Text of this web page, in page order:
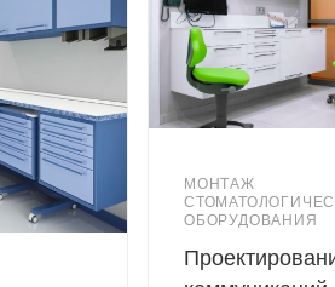
не входит.
МОНТАЖ
ОБОРУДОВАНИЯ